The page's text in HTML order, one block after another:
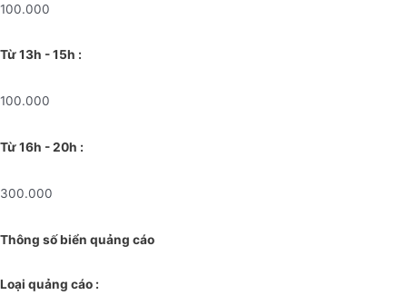
100.000
Từ 13h - 15h :
100.000
Từ 16h - 20h :
300.000
Thông số biển quảng cáo
Loại quảng cáo :